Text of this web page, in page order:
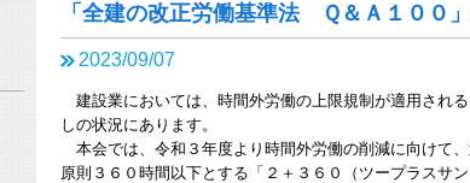
「全建の改正労働基準法 Ｑ＆Ａ１００
2023/09/07
建設業においては、時間外労働の上限規制が適用され
しの状況にあります。
本会では、令和３年度より時間外労働の削減に向けて
原則３６０時間以下とする「２＋３６０（ツープラスサ